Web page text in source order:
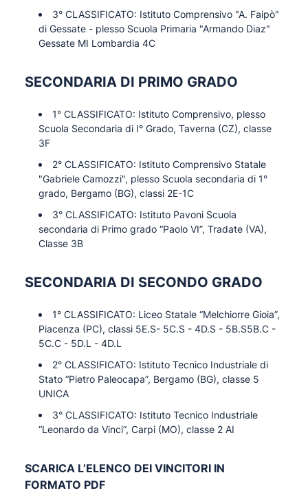
3° CLASSIFICATO: Istituto Comprensivo "A. Faipò"
di Gessate - plesso Scuola Primaria "Armando Diaz"
Gessate MI Lombardia 4C
SECONDARIA DI PRIMO GRADO
1° CLASSIFICATO: Istituto Comprensivo, plesso
Scuola Secondaria di I° Grado, Taverna (CZ), classe
3F
2° CLASSIFICATO: Istituto Comprensivo Statale
"Gabriele Camozzi", plesso Scuola secondaria di 1°
grado, Bergamo (BG), classi 2E-1C
3° CLASSIFICATO: Istituto Pavoni Scuola
secondaria di Primo grado “Paolo VI”, Tradate (VA),
Classe 3B
SECONDARIA DI SECONDO GRADO
1° CLASSIFICATO: Liceo Statale “Melchiorre Gioia”,
Piacenza (PC), classi 5E.S- 5C.S - 4D.S - 5B.S5B.C -
5C.C - 5D.L - 4D.L
2° CLASSIFICATO: Istituto Tecnico Industriale di
Stato “Pietro Paleocapa”, Bergamo (BG), classe 5
UNICA
3° CLASSIFICATO: Istituto Tecnico Industriale
“Leonardo da Vinci”, Carpi (MO), classe 2 AI
SCARICA L’ELENCO DEI VINCITORI IN
FORMATO PDF